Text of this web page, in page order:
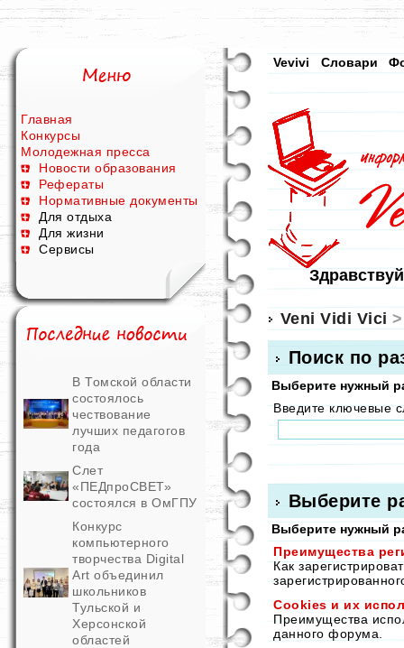
Главная
Конкурсы
Молодежная пресса
Новости образования
Рефераты
Нормативные документы
Для отдыха
Для жизни
Сервисы
В Томской области
состоялось
чествование
лучших педагогов
года
Слет
«ПЕДпроСВЕТ»
состоялся в ОмГПУ
Конкурс
компьютерного
творчества Digital
Art объединил
школьников
Тульской и
Херсонской
областей
Vevivi Словари
Veni Vidi Vici
Поиск по
Выберите нужный
Введите ключевые
Выберите
Выберите нужный
Преимущества
Как
Cookies и их
Преимущества
данного форума.